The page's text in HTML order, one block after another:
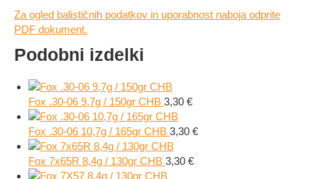
Za ogled balističnih podatkov in uporabnost naboja odprite
PDF dokument.
Podobni izdelki
Fox .30-06 9,7g / 150gr CHB 3,30 €
Fox .30-06 10,7g / 165gr CHB 3,30 €
Fox 7x65R 8,4g / 130gr CHB 3,30 €